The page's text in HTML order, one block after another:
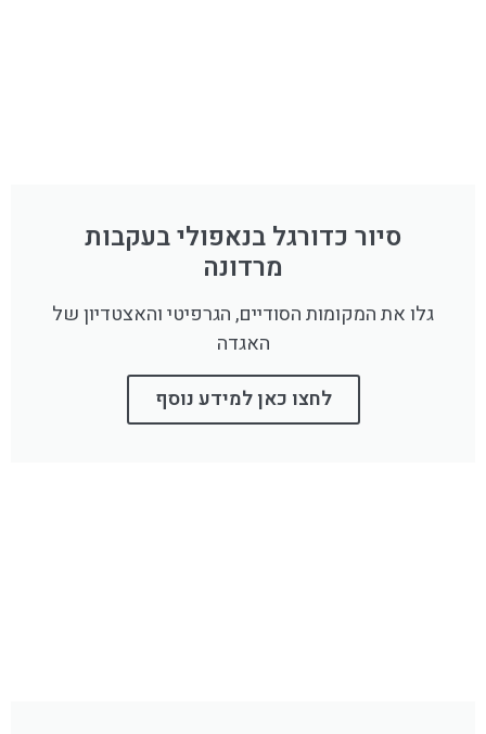
סיור כדורגל בנאפולי בעקבות
מרדונה
גלו את המקומות הסודיים, הגרפיטי והאצטדיון של
האגדה
לחצו כאן למידע נוסף